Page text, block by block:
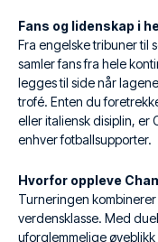
Fans og lidenskap i
Fra engelske tribuner til
samler fans fra hele
legges til side når
trofé. Enten du
eller italiensk disiplin, er
enhver fotballsupporter.
Hvorfor oppleve
Turneringen
verdensklasse. Med
uforglemmelige